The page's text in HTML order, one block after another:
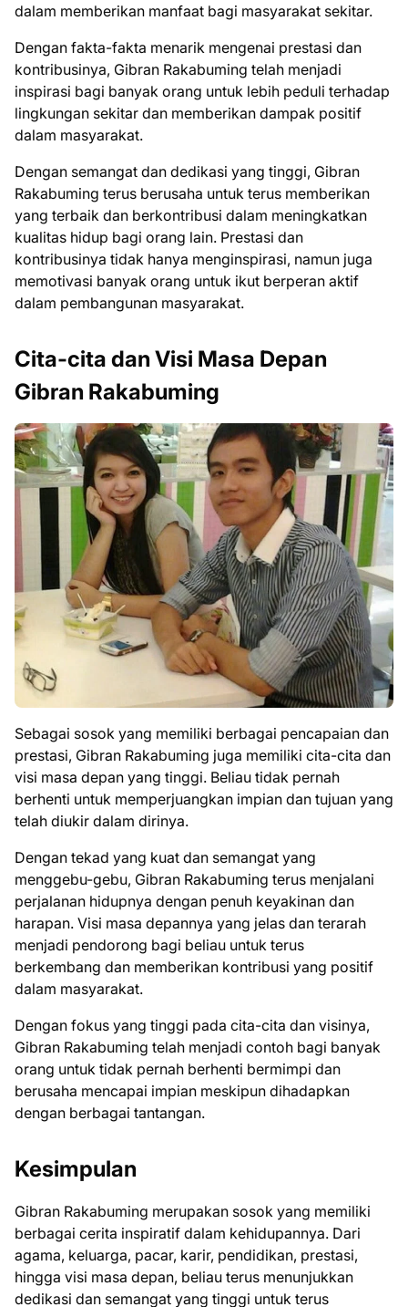
dalam memberikan manfaat bagi masyarakat sekitar.
Dengan fakta-fakta menarik mengenai prestasi dan
kontribusinya, Gibran Rakabuming telah menjadi
inspirasi bagi banyak orang untuk lebih peduli terhadap
lingkungan sekitar dan memberikan dampak positif
dalam masyarakat.
Dengan semangat dan dedikasi yang tinggi, Gibran
Rakabuming terus berusaha untuk terus memberikan
yang terbaik dan berkontribusi dalam meningkatkan
kualitas hidup bagi orang lain. Prestasi dan
kontribusinya tidak hanya menginspirasi, namun juga
memotivasi banyak orang untuk ikut berperan aktif
dalam pembangunan masyarakat.
Cita-cita dan Visi Masa Depan
Gibran Rakabuming
Sebagai sosok yang memiliki berbagai pencapaian dan
prestasi, Gibran Rakabuming juga memiliki cita-cita dan
visi masa depan yang tinggi. Beliau tidak pernah
berhenti untuk memperjuangkan impian dan tujuan yang
telah diukir dalam dirinya.
Dengan tekad yang kuat dan semangat yang
menggebu-gebu, Gibran Rakabuming terus menjalani
perjalanan hidupnya dengan penuh keyakinan dan
harapan. Visi masa depannya yang jelas dan terarah
menjadi pendorong bagi beliau untuk terus
berkembang dan memberikan kontribusi yang positif
dalam masyarakat.
Dengan fokus yang tinggi pada cita-cita dan visinya,
Gibran Rakabuming telah menjadi contoh bagi banyak
orang untuk tidak pernah berhenti bermimpi dan
berusaha mencapai impian meskipun dihadapkan
dengan berbagai tantangan.
Kesimpulan
Gibran Rakabuming merupakan sosok yang memiliki
berbagai cerita inspiratif dalam kehidupannya. Dari
agama, keluarga, pacar, karir, pendidikan, prestasi,
hingga visi masa depan, beliau terus menunjukkan
dedikasi dan semangat yang tinggi untuk terus